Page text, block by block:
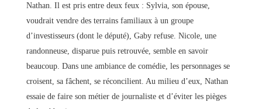
Nathan. Il est pris entre deux feux : Sylvia, son épouse,
voudrait vendre des terrains familiaux à un groupe
d’investisseurs (dont le député), Gaby refuse. Nicole, une
randonneuse, disparue puis retrouvée, semble en savoir
beaucoup. Dans une ambiance de comédie, les personnages se
croisent, sa fâchent, se réconcilient. Au milieu d’eux, Nathan
essaie de faire son métier de journaliste et d’éviter les pièges